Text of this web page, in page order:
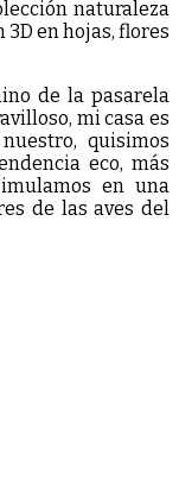
naturaleza
en hojas, flores
de la pasarela
mi casa es
quisimos
eco, más
en una
de las aves del